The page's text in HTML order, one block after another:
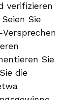
verifizieren
Sie
Sie
die